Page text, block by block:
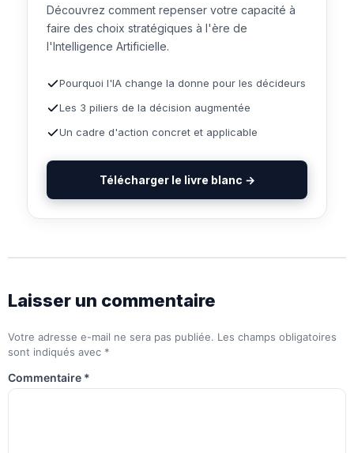
Découvrez comment repenser votre capacité à
faire des choix stratégiques à l'ère de
l'Intelligence Artificielle.
Pourquoi l'IA change la donne pour les décideurs
Les 3 piliers de la décision augmentée
Un cadre d'action concret et applicable
Télécharger le livre blanc →
Laisser un commentaire
Votre adresse e-mail ne sera pas publiée. Les champs obligatoires
sont indiqués avec *
Commentaire *